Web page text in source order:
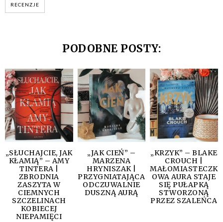
RECENZJE
PODOBNE POSTY:
„SŁUCHAJCIE, JAK
KŁAMIĄ” – AMY
TINTERA |
ZBRODNIA
ZASZYTA W
CIEMNYCH
SZCZELINACH
KOBIECEJ
NIEPAMIĘCI
„JAK CIEŃ” –
MARZENA
HRYNISZAK |
PRZYGNIATAJĄCA
ODCZUWALNIE
DUSZNĄ AURĄ
„KRZYK” – BLAKE
CROUCH |
MAŁOMIASTECZK
OWA AURA STAJE
SIĘ PUŁAPKĄ
STWORZONĄ
PRZEZ SZALEŃCA